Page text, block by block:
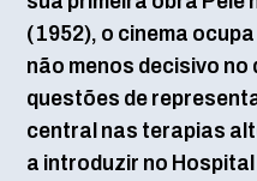
(1952), o cinema
não menos decisivo no
questões de
central nas terapias
a introduzir no